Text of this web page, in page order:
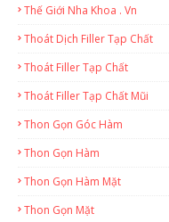
Thế Giới Nha Khoa . Vn
Thoát Dịch Filler Tạp Chất
Thoát Filler Tạp Chất
Thoát Filler Tạp Chất Mũi
Thon Gọn Góc Hàm
Thon Gọn Hàm
Thon Gọn Hàm Mặt
Thon Gọn Mặt